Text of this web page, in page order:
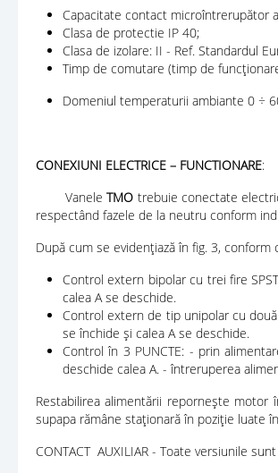
Capacitate contact microîntrerupător
Clasa de protectie IP 40;
Clasa de izolare: II - Ref. Standardul
Timp de comutare (timp de
Domeniul temperaturii ambiante 0 ÷
CONEXIUNI ELECTRICE – FUNCTIONARE:
VaneleTMO trebuie conectate
respectând fazele de la neutru conform
După cum se evidențiază în fig. 3,
Control extern bipolar cu trei fire
calea A se deschide.
Control extern de tip unipolar cu
se închide și calea A se deschide.
Control în 3 PUNCTE: - prin
deschide calea A. - întreruperea
Restabilirea alimentării repornește
supapa rămâne staționară în poziție luate
CONTACT AUXILIAR - Toate versiunile